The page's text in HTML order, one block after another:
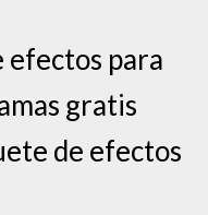
efectos para
gratis
de efectos